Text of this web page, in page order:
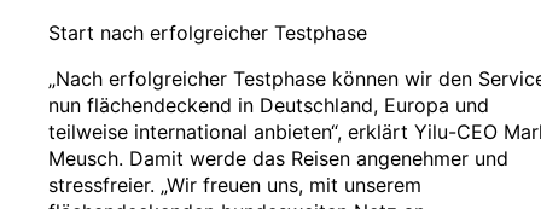
Start nach erfolgreicher Testphase
„Nach erfolgreicher Testphase können wir den
nun flächendeckend in Deutschland, Europa und
teilweise international anbieten“, erklärt Yilu-CEO
Meusch. Damit werde das Reisen angenehmer und
stressfreier. „Wir freuen uns, mit unserem